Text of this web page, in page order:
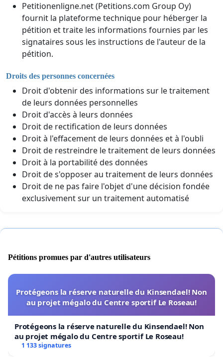
Petitionenligne.net (Petitions.com Group Oy)
fournit la plateforme technique pour héberger la
pétition et traite les informations fournies par les
signataires sous les instructions de l'auteur de la
pétition.
Droits des personnes concernées
Droit d'obtenir des informations sur le traitement
de leurs données personnelles
Droit d'accès à leurs données
Droit de rectification de leurs données
Droit à l'effacement de leurs données et à l'oubli
Droit de restreindre le traitement de leurs données
Droit à la portabilité des données
Droit de s'opposer au traitement de leurs données
Droit de ne pas faire l'objet d'une décision fondée
exclusivement sur un traitement automatisé
Pétitions promues par d'autres utilisateurs
Protégeons la réserve naturelle du Kinsendael! Non
au projet mégalo du Centre sportif Le Roseau!
Protégeons la réserve naturelle du Kinsendael! Non
au projet mégalo du Centre sportif Le Roseau!
1 133 signatures